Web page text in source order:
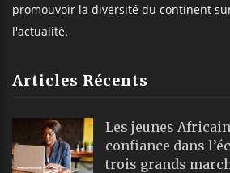
promouvoir la diversité du continent
l'actualité.
Articles Récents
Les jeunes
confiance dans
trois grands